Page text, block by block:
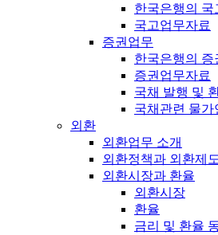
한국은행의 국
국고업무자료
증권업무
한국은행의 증
증권업무자료
국채 발행 및
국채관련 물가
외환
외환업무 소개
외환정책과 외환제도
외환시장과 환율
외환시장
환율
금리 및 환율